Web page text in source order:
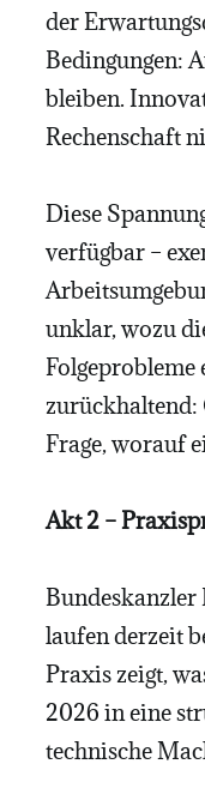
der
Bedingungen:
bleiben.
Rechenschaft
Diese
verfügbar –
unklar, wozu
Folgeprobleme
zurückhaltend:
Frage, worauf
Akt 2 –
Bundeskanzler
laufen derzeit
Praxis zeigt,
2026 in eine
technische